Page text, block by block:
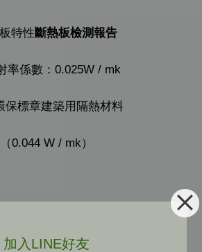
加入LINE好友
特性斷熱板檢測報告
率係數：0.025W / mk
保標章建築用隔熱材料
（0.044 W / mk）
板施工法